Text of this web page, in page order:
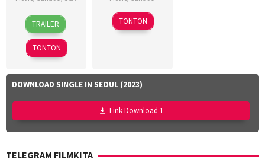
11
Apr
2026
Christopher
Giroux
Jonathan
Markou
TRAILER
TONTON
1
Nov
Crystal
Staryk
Hastmann
Kevin
Thomson,
Robin
Dunne
TONTON
DOWNLOAD SINGLE IN SEOUL (2023)
Link Download 1
TELEGRAM FILMKITA